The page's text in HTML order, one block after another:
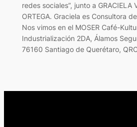
redes sociales”, junto a GRACIELA
ORTEGA. Graciela es Consultora
Nos vimos en el MOSER Café-
Industrialización 2DA, Álamos
76160 Santiago de Querétaro,